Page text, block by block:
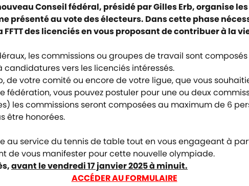
Conseil fédéral, présidé par Gilles Erb, organise
présenté au vote des électeurs. Dans cette phase
des licenciés en vous proposant de contribuer à la
les commissions ou groupes de travail sont
vers les licenciés intéressés.
de votre comité ou encore de votre ligue, que vous
vous pouvez postuler pour une ou deux
les commissions seront composées au maximum de 6
être honorées.
au service du tennis de table tout en vous engageant à
de vous manifester pour cette nouvelle olympiade.
avant le vendredi 17 janvier 2025 à minuit.
ACCÉDER AU FORMULAIRE